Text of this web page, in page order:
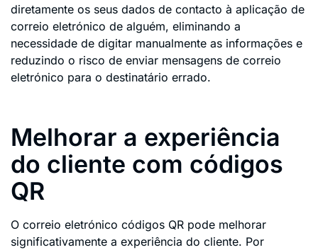
diretamente os seus dados de contacto à aplicação de
correio eletrónico de alguém, eliminando a
necessidade de digitar manualmente as informações e
reduzindo o risco de enviar mensagens de correio
eletrónico para o destinatário errado.
Melhorar a experiência
do cliente com códigos
QR
O correio eletrónico códigos QR pode melhorar
significativamente a experiência do cliente. Por